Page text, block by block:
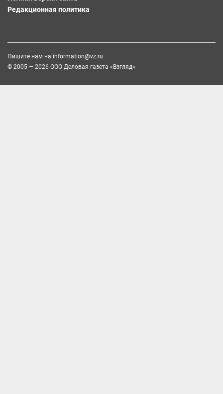
Редакционная политика
Пишите нам на information@vz.ru
© 2005 — 2026 ООО Деловая газета «Взгляд»